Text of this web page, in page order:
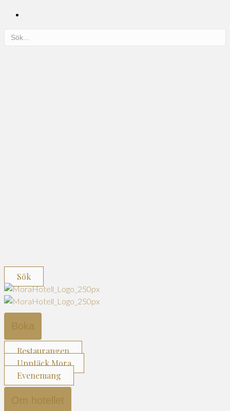
Sök
Boka
Restaurangen
Upptäck Mora
Evenemang
Om hotellet